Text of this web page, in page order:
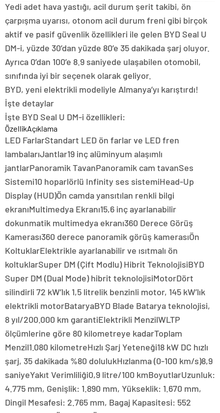
Yedi adet hava yastığı, acil durum şerit takibi, ön
çarpışma uyarısı, otonom acil durum freni gibi birçok
aktif ve pasif güvenlik özellikleri ile gelen BYD Seal U
DM-i, yüzde 30’dan yüzde 80’e 35 dakikada şarj oluyor.
Ayrıca 0’dan 100’e 8.9 saniyede ulaşabilen otomobil,
sınıfında iyi bir seçenek olarak geliyor.
BYD, yeni elektrikli modeliyle Almanya’yı karıştırdı!
İşte detaylar
İşte BYD Seal U DM-i özellikleri:
ÖzellikAçıklama
LED FarlarStandart LED ön farlar ve LED fren
lambalarıJantlar19 inç alüminyum alaşımlı
jantlarPanoramik TavanPanoramik cam tavanSes
Sistemi10 hoparlörlü Infinity ses sistemiHead-Up
Display (HUD)Ön camda yansıtılan renkli bilgi
ekranıMultimedya Ekranı15,6 inç ayarlanabilir
dokunmatik multimedya ekranı360 Derece Görüş
Kamerası360 derece panoramik görüş kamerasıÖn
KoltuklarElektrikle ayarlanabilir ve ısıtmalı ön
koltuklarSuper DM (Çift Modlu) Hibrit TeknolojisiBYD
Super DM (Dual Mode) hibrit teknolojisiMotorDört
silindirli 72 kW’lık 1,5 litrelik benzinli motor, 145 kW’lık
elektrikli motorBataryaBYD Blade Batarya teknolojisi,
8 yıl/200.000 km garantiElektrikli MenzilWLTP
ölçümlerine göre 80 kilometreye kadarToplam
Menzil1.080 kilometreHızlı Şarj Yeteneği18 kW DC hızlı
şarj, 35 dakikada %80 dolulukHızlanma (0-100 km/s)8,9
saniyeYakıt Verimliliği0,9 litre/100 kmBoyutlarUzunluk:
4.775 mm, Genişlik: 1.890 mm, Yükseklik: 1.670 mm,
Dingil Mesafesi: 2.765 mm, Bagaj Kapasitesi: 552